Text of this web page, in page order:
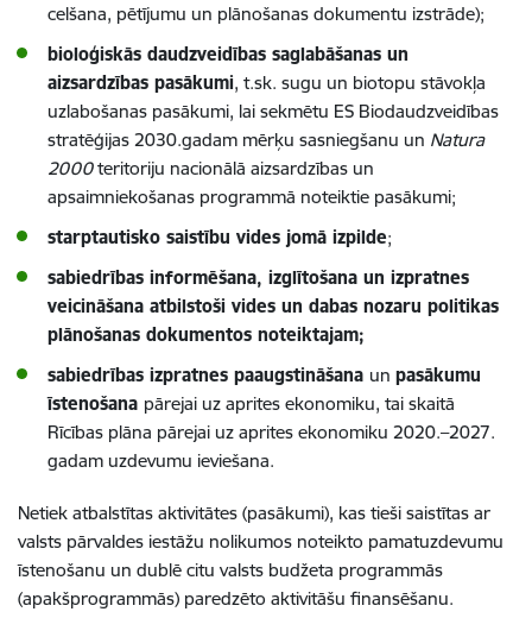
celšana, pētījumu un plānošanas dokumentu izstrāde);
bioloģiskās daudzveidības saglabāšanas un
aizsardzības pasākumi, t.sk. sugu un biotopu stāvokļa
uzlabošanas pasākumi, lai sekmētu ES Biodaudzveidības
stratēģijas 2030.gadam mērķu sasniegšanu un Natura
2000teritoriju nacionālā aizsardzības un
apsaimniekošanas programmā noteiktie pasākumi;
starptautisko saistību vides jomā izpilde;
sabiedrības informēšana, izglītošana un izpratnes
veicināšana atbilstoši vides un dabas nozaru politikas
plānošanas dokumentos noteiktajam;
sabiedrības izpratnes paaugstināšana un pasākumu
īstenošana pārejai uz aprites ekonomiku, tai skaitā
Rīcības plāna pārejai uz aprites ekonomiku 2020.–2027.
gadam uzdevumu ieviešana.
Netiek atbalstītas aktivitātes (pasākumi), kas tieši saistītas ar
valsts pārvaldes iestāžu nolikumos noteikto pamatuzdevumu
īstenošanu un dublē citu valsts budžeta programmās
(apakšprogrammās) paredzēto aktivitāšu finansēšanu.